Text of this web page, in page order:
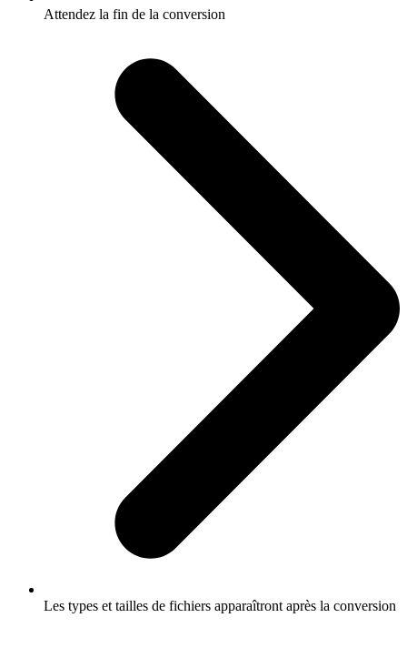
Attendez la fin de la conversion
Les types et tailles de fichiers apparaîtront après la conversion